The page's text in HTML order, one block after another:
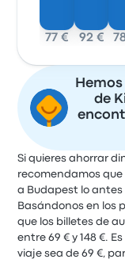
77 € 92 €
de
Si quieres ahorrar
recomendamos que
a Budapest lo antes
Basándonos en los
que los billetes de
entre 69 € y 148 €.
viaje sea de 69 €,